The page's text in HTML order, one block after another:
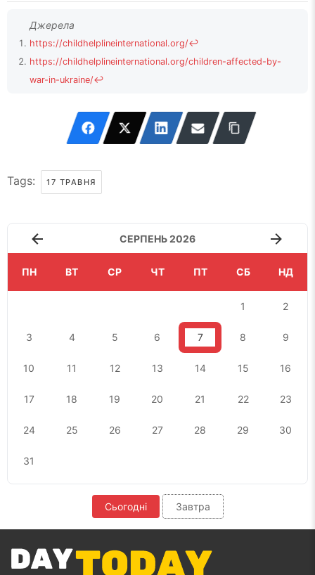
https://childhelplineinternational.org/↩
https://childhelplineinternational.org/children-affected-by-
war-in-ukraine/↩
Tags: 17 ТРАВНЯ
СЕРПЕНЬ 2026
ПН ВТ СР ЧТ ПТ СБ НД
1 2
3 4 5 6 7 8 9
10 11 12 13 14 15 16
17 18 19 20 21 22 23
24 25 26 27 28 29 30
31
Сьогодні Завтра